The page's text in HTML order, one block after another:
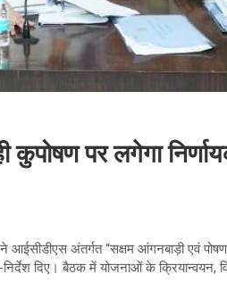
कुपोषण पर लगेगा
आईसीडीएस अंतर्गत “सक्षम आंगनबाड़ी एवं पोषण
दिए। बैठक में योजनाओं के क्रियान्वयन,